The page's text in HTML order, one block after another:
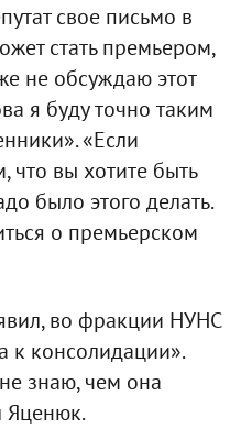
свое письмо в
стать премьером,
не обсуждаю этот
я буду точно таким
«Если
что вы хотите быть
было этого делать.
о премьерском
во фракции НУНС
к консолидации».
знаю, чем она
Яценюк.